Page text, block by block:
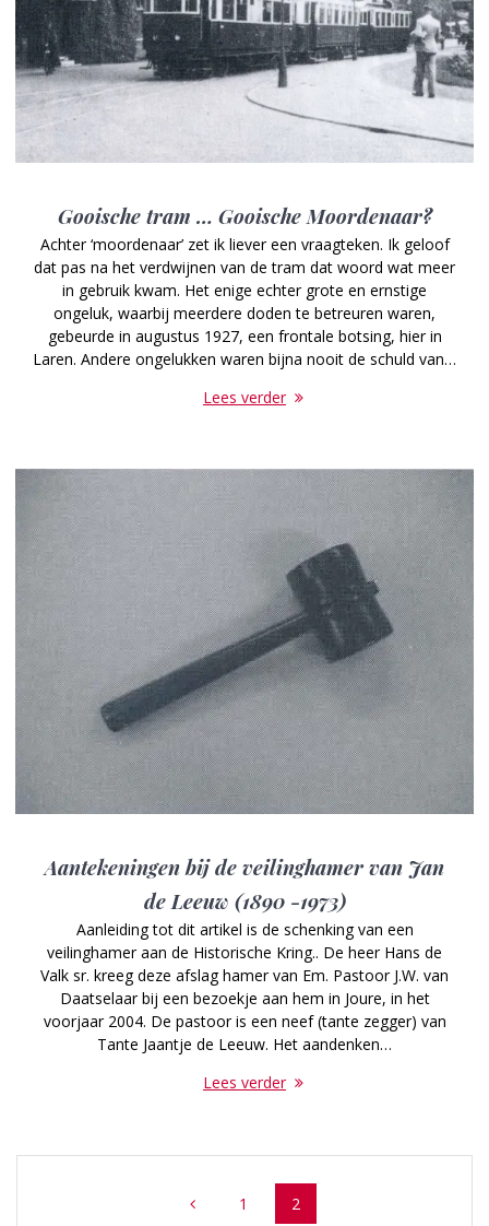
Gooische tram … Gooische Moordenaar?
Achter ‘moordenaar’ zet ik liever een vraagteken. Ik geloof
dat pas na het verdwijnen van de tram dat woord wat meer
in gebruik kwam. Het enige echter grote en ernstige
ongeluk, waarbij meerdere doden te betreuren waren,
gebeurde in augustus 1927, een frontale botsing, hier in
Laren. Andere ongelukken waren bijna nooit de schuld van…
Lees verder
Aantekeningen bij de veilinghamer van Jan
de Leeuw (1890 -1973)
Aanleiding tot dit artikel is de schenking van een
veilinghamer aan de Historische Kring.. De heer Hans de
Valk sr. kreeg deze afslag hamer van Em. Pastoor J.W. van
Daatselaar bij een bezoekje aan hem in Joure, in het
voorjaar 2004. De pastoor is een neef (tante zegger) van
Tante Jaantje de Leeuw. Het aandenken…
Lees verder
Page
1 Page
2